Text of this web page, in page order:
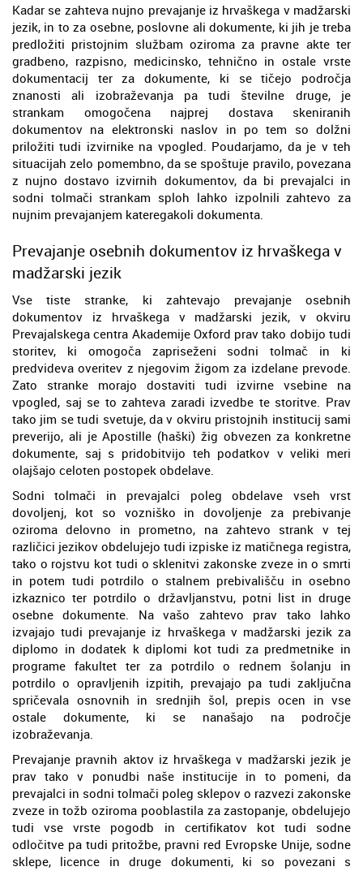
Kadar se zahteva nujno prevajanje iz hrvaškega v madžarski
jezik, in to za osebne, poslovne ali dokumente, ki jih je treba
predložiti pristojnim službam oziroma za pravne akte ter
gradbeno, razpisno, medicinsko, tehnično in ostale vrste
dokumentacij ter za dokumente, ki se tičejo področja
znanosti ali izobraževanja pa tudi številne druge, je
strankam omogočena najprej dostava skeniranih
dokumentov na elektronski naslov in po tem so dolžni
priložiti tudi izvirnike na vpogled. Poudarjamo, da je v teh
situacijah zelo pomembno, da se spoštuje pravilo, povezana
z nujno dostavo izvirnih dokumentov, da bi prevajalci in
sodni tolmači strankam sploh lahko izpolnili zahtevo za
nujnim prevajanjem kateregakoli dokumenta.
Prevajanje osebnih dokumentov iz hrvaškega v
madžarski jezik
Vse tiste stranke, ki zahtevajo prevajanje osebnih
dokumentov iz hrvaškega v madžarski jezik, v okviru
Prevajalskega centra Akademije Oxford prav tako dobijo tudi
storitev, ki omogoča zapriseženi sodni tolmač in ki
predvideva overitev z njegovim žigom za izdelane prevode.
Zato stranke morajo dostaviti tudi izvirne vsebine na
vpogled, saj se to zahteva zaradi izvedbe te storitve. Prav
tako jim se tudi svetuje, da v okviru pristojnih institucij sami
preverijo, ali je Apostille (haški) žig obvezen za konkretne
dokumente, saj s pridobitvijo teh podatkov v veliki meri
olajšajo celoten postopek obdelave.
Sodni tolmači in prevajalci poleg obdelave vseh vrst
dovoljenj, kot so vozniško in dovoljenje za prebivanje
oziroma delovno in prometno, na zahtevo strank v tej
različici jezikov obdelujejo tudi izpiske iz matičnega registra,
tako o rojstvu kot tudi o sklenitvi zakonske zveze in o smrti
in potem tudi potrdilo o stalnem prebivališču in osebno
izkaznico ter potrdilo o državljanstvu, potni list in druge
osebne dokumente. Na vašo zahtevo prav tako lahko
izvajajo tudi prevajanje iz hrvaškega v madžarski jezik za
diplomo in dodatek k diplomi kot tudi za predmetnike in
programe fakultet ter za potrdilo o rednem šolanju in
potrdilo o opravljenih izpitih, prevajajo pa tudi zaključna
spričevala osnovnih in srednjih šol, prepis ocen in vse
ostale dokumente, ki se nanašajo na področje
izobraževanja.
Prevajanje pravnih aktov iz hrvaškega v madžarski jezik je
prav tako v ponudbi naše institucije in to pomeni, da
prevajalci in sodni tolmači poleg sklepov o razvezi zakonske
zveze in tožb oziroma pooblastila za zastopanje, obdelujejo
tudi vse vrste pogodb in certifikatov kot tudi sodne
odločitve pa tudi pritožbe, pravni red Evropske Unije, sodne
sklepe, licence in druge dokumenti, ki so povezani s